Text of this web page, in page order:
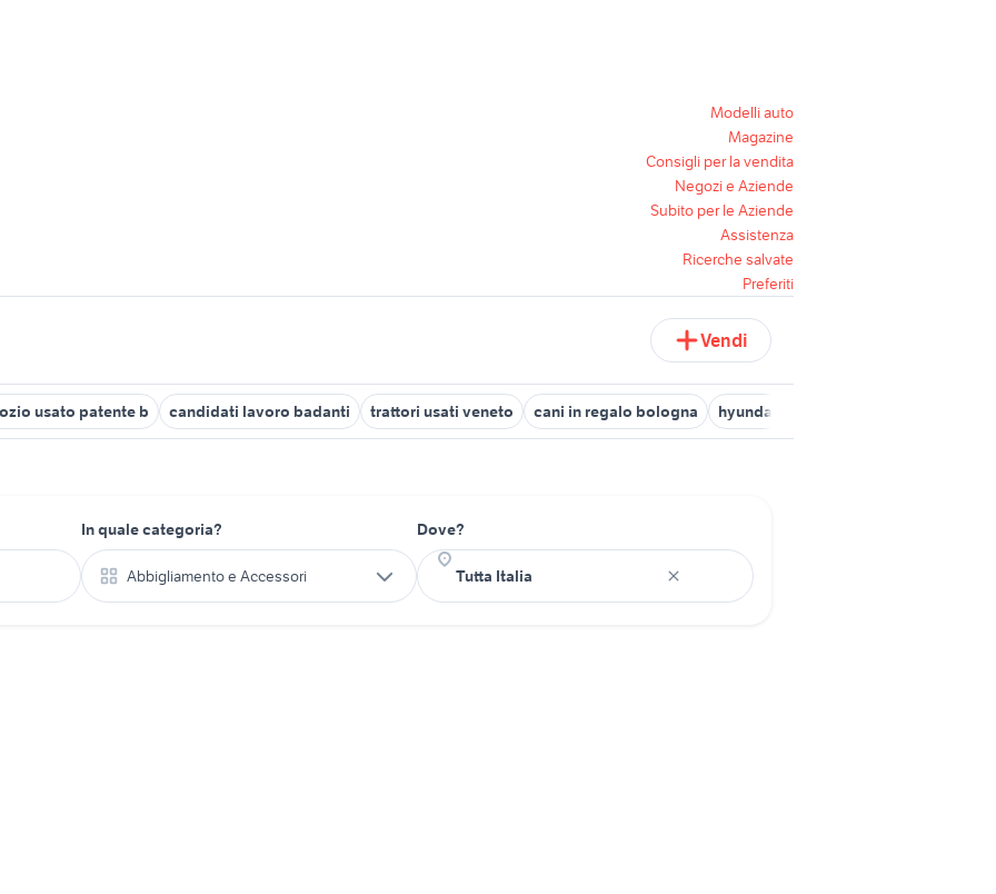
Modelli auto
Magazine
Consigli per la vendita
Negozi e Aziende
Subito per le Aziende
Assistenza
Ricerche salvate
Preferiti
Vendi
usato patente b candidati lavoro badanti trattori usati veneto cani in regalo bologna hyundai coupe
In quale categoria?
Abbigliamento e Accessori
Dove?